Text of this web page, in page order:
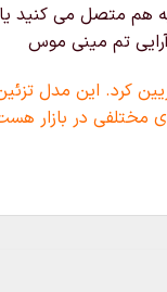
متصل می کنید یا
تم مینی موس
کرد. این مدل
در بازار